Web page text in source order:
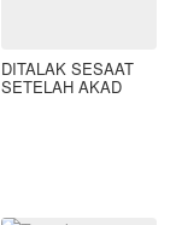
DITALAK SESAAT
SETELAH AKAD